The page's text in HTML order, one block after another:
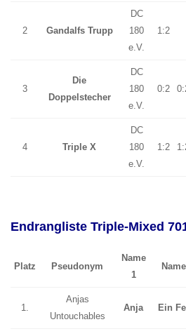
2 Gandalfs Trupp
DC
180
e.V.
1:2
3
Die
Doppelstecher
DC
180
e.V.
0:2
4 Triple X
DC
180
e.V.
1:2
Endrangliste Triple-Mixed
Platz Pseudonym
Name
1
1.
Anjas
Untouchables
Anja Ein